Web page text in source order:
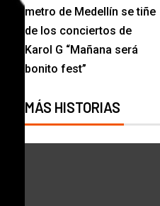
metro de Medellín se tiñe
de los conciertos de
Karol G “Mañana será
bonito fest”
MÁS HISTORIAS